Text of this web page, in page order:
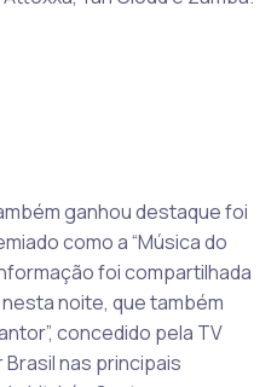
ganhou destaque foi
como a “Música do
foi compartilhada
noite, que também
concedido pela TV
Brasil nas principais